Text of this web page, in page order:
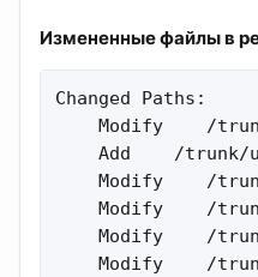
Измененные файлы в
Changed Paths:
Modify    /
Add    /trunk/
Modify    /
Modify    /
Modify    /
Modify    /